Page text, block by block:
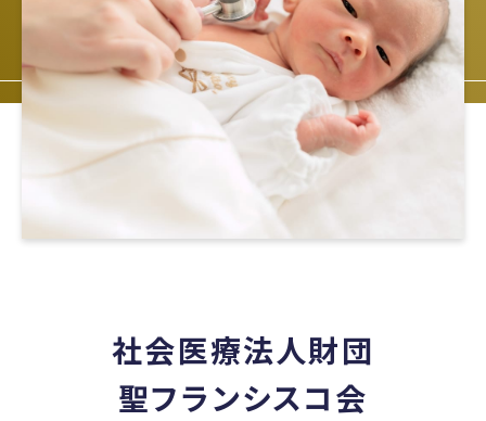
社会医療法人財団
聖フランシスコ会